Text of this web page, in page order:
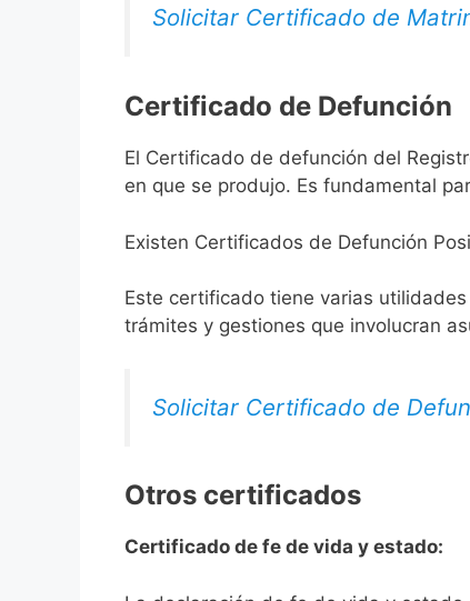
Solicitar Certificado de
Certificado de Defunción
El Certificado de defunción del
en que se produjo. Es fundamental
Existen Certificados de Defunción
Este certificado tiene varias
trámites y gestiones que involucran
Solicitar Certificado de
Otros certificados
Certificado de fe de vida y estado: